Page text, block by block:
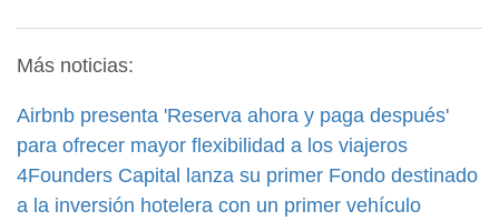
Más noticias:
Airbnb presenta 'Reserva ahora y paga después'
para ofrecer mayor flexibilidad a los viajeros
4Founders Capital lanza su primer Fondo destinado
a la inversión hotelera con un primer vehículo